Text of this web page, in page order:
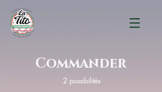
Commander
2 possibilités